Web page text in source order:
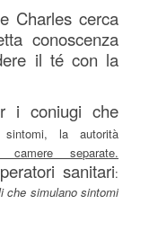
Charles cerca
conoscenza
il té con la
i coniugi che
la autorità
separate.
sanitari:
che simulano sintomi